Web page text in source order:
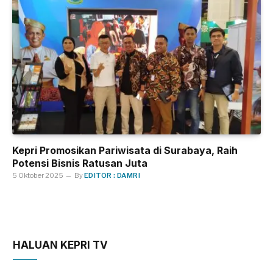
Kepri Promosikan Pariwisata di Surabaya, Raih
Potensi Bisnis Ratusan Juta
5 Oktober 2025 ByEDITOR : DAMRI
HALUAN KEPRI TV